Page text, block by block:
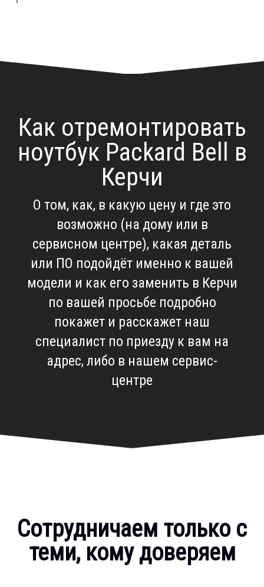
Как отремонтировать
ноутбук Packard Bell в
Керчи
О том, как, в какую цену и где это
возможно (на дому или в
сервисном центре), какая деталь
или ПО подойдёт именно к вашей
модели и как его заменить в Керчи
по вашей просьбе подробно
покажет и расскажет наш
специалист по приезду к вам на
адрес, либо в нашем сервис-
центре
Сотрудничаем только с
теми, кому доверяем